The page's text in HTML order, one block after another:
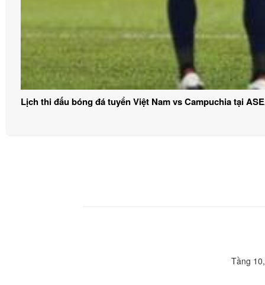
Lịch thi đấu bóng đá tuyển Việt Nam vs Campuchia tại
Tầng